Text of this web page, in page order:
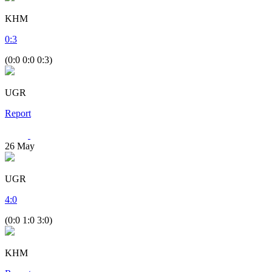
KHM
0:3
(0:0 0:0 0:3)
UGR
Report
26 May
UGR
4:0
(0:0 1:0 3:0)
KHM